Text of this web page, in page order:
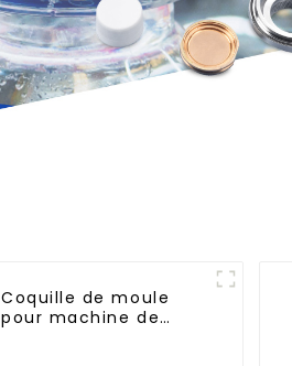
Coquille de moule
pour machine de